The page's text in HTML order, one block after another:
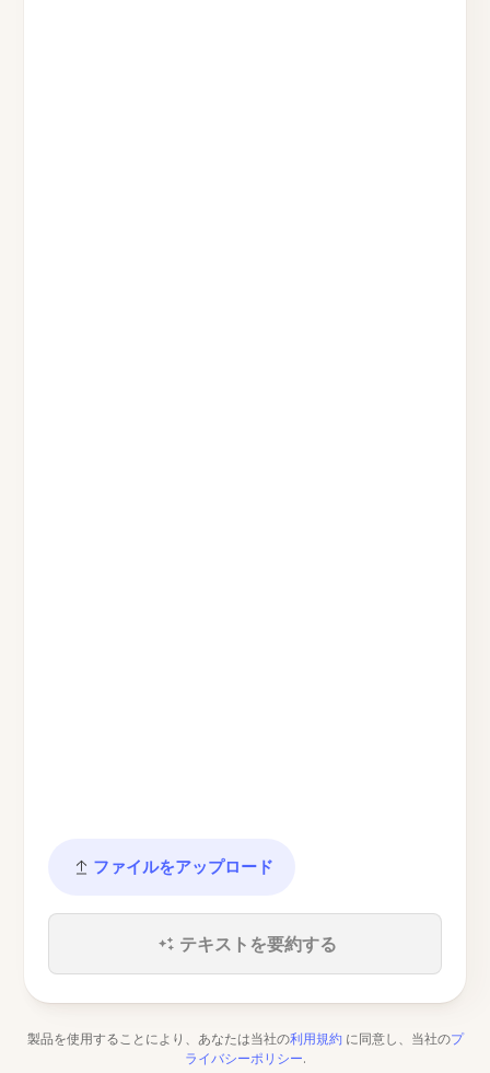
ファイルをアップロード
テキストを要約する
製品を使用することにより、あなたは当社の利用規約 に同意し、当社のプ
ライバシーポリシー.